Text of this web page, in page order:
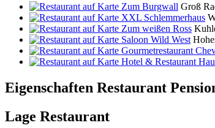
Zum Burgwall Groß
XXL Schlemmerhaus
Zum weißen Ross
Saloon Wild West
Gourmetrestaurant
Hotel & Restaurant
Eigenschaften Restaurant
Lage Restaurant